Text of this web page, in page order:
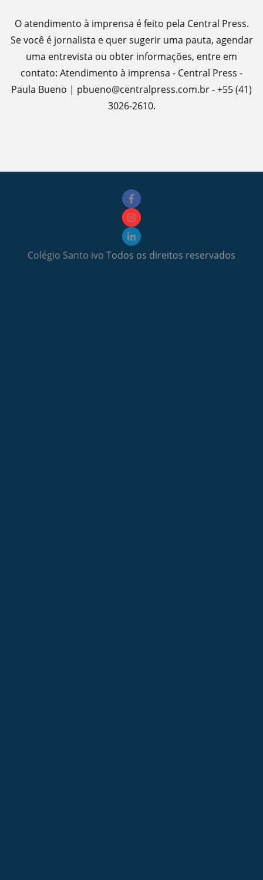
O atendimento à imprensa é feito pela Central Press.
Se você é jornalista e quer sugerir uma pauta, agendar
uma entrevista ou obter informações, entre em
contato: Atendimento à imprensa - Central Press -
Paula Bueno | pbueno@centralpress.com.br - +55 (41)
3026-2610.
Colégio Santo ivo Todos os direitos reservados